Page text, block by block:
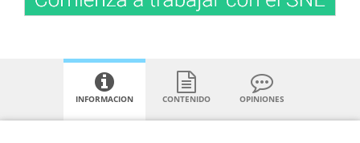
INFORMACION CONTENIDO OPINIONES